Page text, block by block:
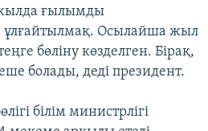
ғылымды
ұлғайтылмақ. Осылайша жыл
бөліну көзделген. Бірақ,
болады, деді президент.
білім министрлігі